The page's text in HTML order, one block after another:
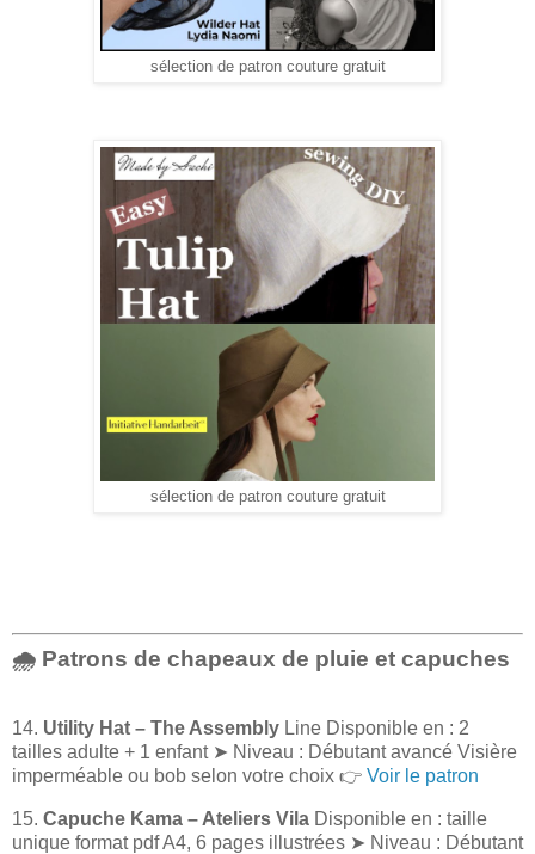
sélection de patron couture gratuit
sélection de patron couture gratuit
🌧️ Patrons de chapeaux de pluie et capuches
14. Utility Hat – The Assembly Line Disponible en : 2
tailles adulte + 1 enfant ➤ Niveau : Débutant avancé Visière
imperméable ou bob selon votre choix 👉 Voir le patron
15. Capuche Kama – Ateliers Vila Disponible en : taille
unique format pdf A4, 6 pages illustrées ➤ Niveau : Débutant